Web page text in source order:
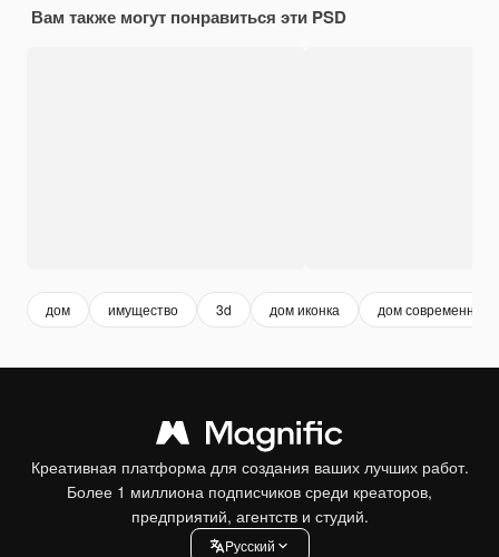
Вам также могут понравиться эти PSD
дом имущество 3d дом иконка дом современный
Креативная платформа для создания ваших лучших работ.
Более 1 миллиона подписчиков среди креаторов,
предприятий, агентств и студий.
Pусский